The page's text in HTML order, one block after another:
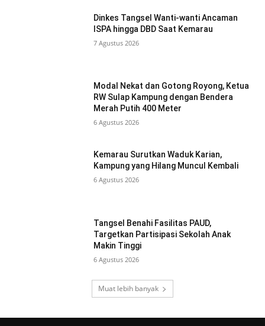
Dinkes Tangsel Wanti-wanti Ancaman
ISPA hingga DBD Saat Kemarau
7 Agustus 2026
Modal Nekat dan Gotong Royong, Ketua
RW Sulap Kampung dengan Bendera
Merah Putih 400 Meter
6 Agustus 2026
Kemarau Surutkan Waduk Karian,
Kampung yang Hilang Muncul Kembali
6 Agustus 2026
Tangsel Benahi Fasilitas PAUD,
Targetkan Partisipasi Sekolah Anak
Makin Tinggi
6 Agustus 2026
Muat lebih banyak